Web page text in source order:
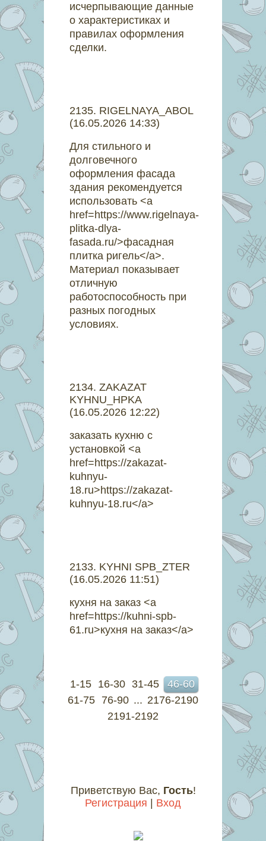
исчерпывающие данные
о характеристиках и
правилах оформления
сделки.
2135. RIGELNAYA_ABOL
(16.05.2026 14:33)
Для стильного и
долговечного
оформления фасада
здания рекомендуется
использовать <a
href=https://www.rigelnaya-
plitka-dlya-
fasada.ru/>фасадная
плитка ригель</a>.
Материал показывает
отличную
работоспособность при
разных погодных
условиях.
2134. ZAKAZAT
KYHNU_HPKA
(16.05.2026 12:22)
заказать кухню с
установкой <a
href=https://zakazat-
kuhnyu-
18.ru>https://zakazat-
kuhnyu-18.ru</a>
2133. KYHNI SPB_ZTER
(16.05.2026 11:51)
кухня на заказ <a
href=https://kuhni-spb-
61.ru>кухня на заказ</a>
1-15 16-30 31-45
46-60
61-75 76-90 ... 2176-2190
2191-2192
Приветствую Вас, Гость!
Регистрация
Вход